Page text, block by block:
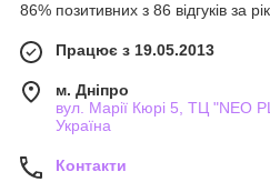
86% позитивних з 86 відгуків за рік
Працює з 19.05.2013
м. Дніпро
вул. Марії Кюрі 5, ТЦ "NEO
Україна
Контакти